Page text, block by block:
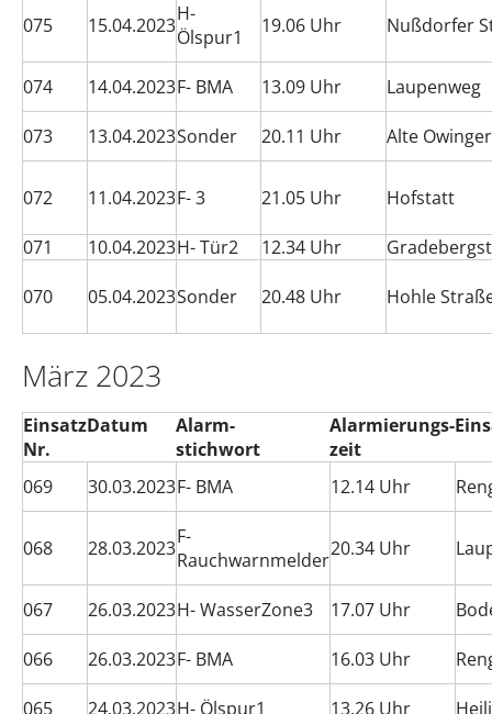
075 15.04.2023H-
Ölspur1
19.06 Uhr Nußdorfer
074 14.04.2023F- BMA 13.09 Uhr Laupenweg
073 13.04.2023Sonder 20.11 Uhr Alte
072 11.04.2023F- 3 21.05 Uhr Hofstatt
071 10.04.2023H- Tür2 12.34 Uhr
070 05.04.2023Sonder 20.48 Uhr Hohle
März 2023
Einsatz
Nr.
Datum
Alarm-
stichwort
Alarmierungs-
zeit
069 30.03.2023F- BMA 12.14 Uhr
068 28.03.2023F-
Rauchwarnmelder20.34 Uhr
067 26.03.2023H- WasserZone3 17.07 Uhr
066 26.03.2023F- BMA 16.03 Uhr
065 24.03.2023H- Ölspur1 13.26 Uhr